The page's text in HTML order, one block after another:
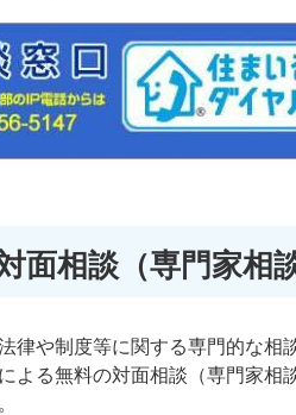
面相談（専門家相
律や制度等に関する専門的な相
よる無料の対面相談（専門家相